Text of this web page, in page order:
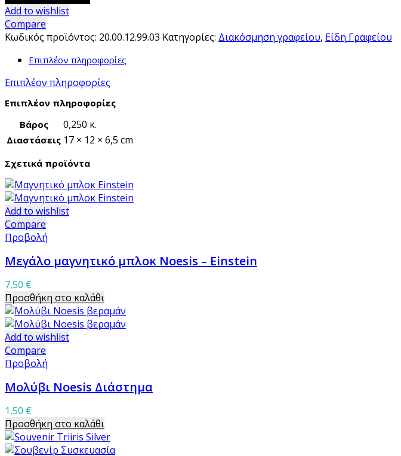
Τριήρης
plexiglass
ποσότητα
Add to wishlist
Compare
Κωδικός προϊόντος: 20.00.12.99.03 Κατηγορίες: Διακόσμηση γραφείου, Είδη Γραφείου
Επιπλέον πληροφορίες
Επιπλέον πληροφορίες
Επιπλέον πληροφορίες
Βάρος
0,250 κ.
Διαστάσεις 17 × 12 × 6,5 cm
Σχετικά προϊόντα
Add to wishlist
Compare
Προβολή
Μεγάλο μαγνητικό μπλοκ Noesis – Einstein
7,50 €
Προσθήκη στο καλάθι
Add to wishlist
Compare
Προβολή
Μολύβι Noesis Διάστημα
1,50 €
Προσθήκη στο καλάθι